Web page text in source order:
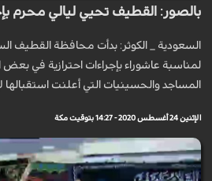
بالصور: القطيف تحيي ليالي محرم
السعودية _ الكوثر: بدأت محافظة القطيف
لمناسبة عاشوراء بإجراءات احترازية في بعض
المساجد والحسينيات التي أعلنت
الإثنين 24 أغسطس 2020 - 14:27 بتوقيت مكة